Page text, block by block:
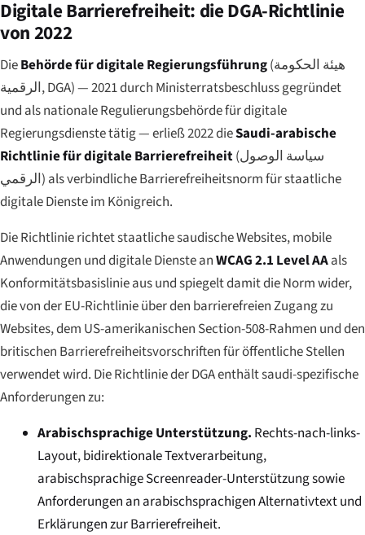
Digitale Barrierefreiheit: die DGA-Richtlinie
von 2022
DieBehörde für digitale Regierungsführung(هيئة الحكومة
الرقمية, DGA) — 2021 durch Ministerratsbeschluss gegründet
und als nationale Regulierungsbehörde für digitale
Regierungsdienste tätig — erließ 2022 dieSaudi-arabische
Richtlinie für digitale Barrierefreiheit(سياسة الوصول
الرقمي) als verbindliche Barrierefreiheitsnorm für staatliche
digitale Dienste im Königreich.
Die Richtlinie richtet staatliche saudische Websites, mobile
Anwendungen und digitale Dienste anWCAG 2.1 Level AAals
Konformitätsbasislinie aus und spiegelt damit die Norm wider,
die von der EU-Richtlinie über den barrierefreien Zugang zu
Websites, dem US-amerikanischen Section-508-Rahmen und den
britischen Barrierefreiheitsvorschriften für öffentliche Stellen
verwendet wird. Die Richtlinie der DGA enthält saudi-spezifische
Anforderungen zu:
Arabischsprachige Unterstützung. Rechts-nach-links-
Layout, bidirektionale Textverarbeitung,
arabischsprachige Screenreader-Unterstützung sowie
Anforderungen an arabischsprachigen Alternativtext und
Erklärungen zur Barrierefreiheit.